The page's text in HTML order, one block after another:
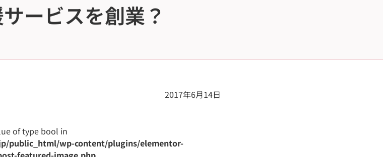
ービスを創業？
2017年6月14日
of type bool in
public_html/wp-content/plugins/elementor-